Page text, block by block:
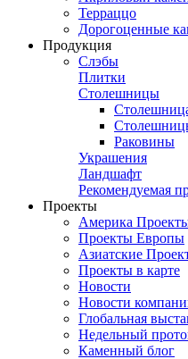
Терраццо
Дорогоценные
Продукция
Слэбы
Плитки
Столешницы
Раковины
Украшения
Ландшафт
Рекомендуемая
Проекты
Америка
Проекты Европы
Азиатские
Проекты в карте
Новости
Новости
Глобальная
Недельный
Каменный блог